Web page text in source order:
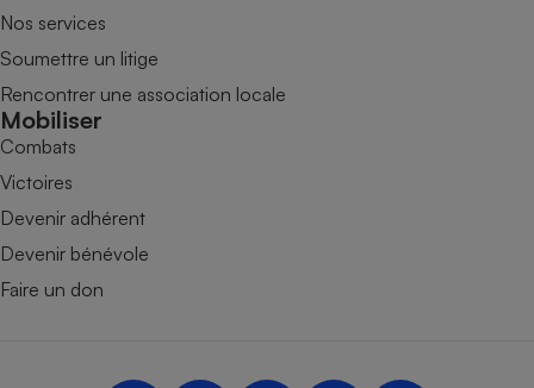
Nos services
Soumettre un litige
Rencontrer une association locale
Mobiliser
Combats
Victoires
Devenir adhérent
Devenir bénévole
Faire un don